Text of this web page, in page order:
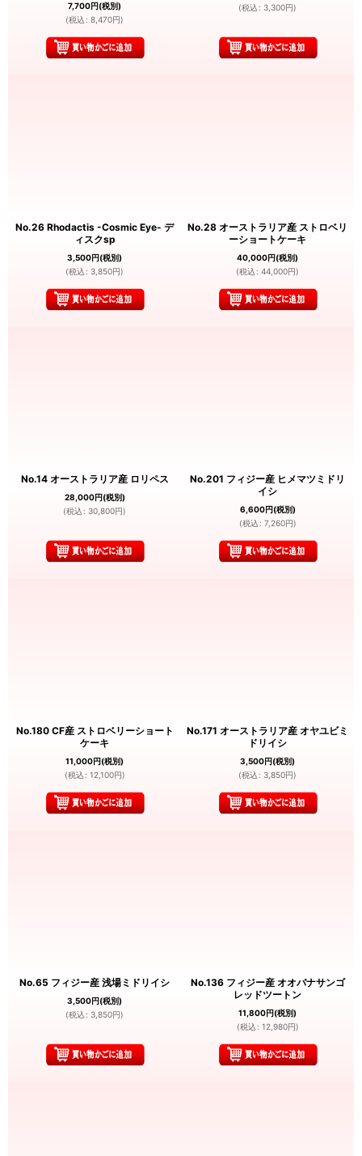
7,700円(税別)
(税込 : 8,470円)
(税込 : 3,300円)
No.26 Rhodactis -Cosmic Eye- デ
ィスクsp
3,500円(税別)
(税込 : 3,850円)
No.28 オーストラリア産 ストロベリ
ーショートケーキ
40,000円(税別)
(税込 : 44,000円)
No.14 オーストラリア産 ロリペス
28,000円(税別)
(税込 : 30,800円)
No.201 フィジー産 ヒメマツミドリ
イシ
6,600円(税別)
(税込 : 7,260円)
No.180 CF産 ストロベリーショート
ケーキ
11,000円(税別)
(税込 : 12,100円)
No.171 オーストラリア産 オヤユビミ
ドリイシ
3,500円(税別)
(税込 : 3,850円)
No.65 フィジー産 浅場ミドリイシ
3,500円(税別)
(税込 : 3,850円)
No.136 フィジー産 オオバナサンゴ
レッドツートン
11,800円(税別)
(税込 : 12,980円)